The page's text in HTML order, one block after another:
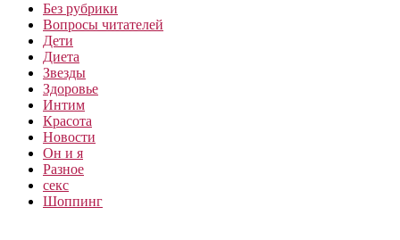
Без рубрики
Вопросы читателей
Дети
Диета
Звезды
Здоровье
Интим
Красота
Новости
Он и я
Разное
секс
Шоппинг